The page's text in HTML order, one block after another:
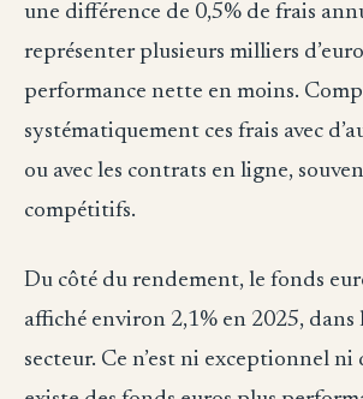
une différence de 0,5% de frais
représenter plusieurs milliers
performance nette en moins.
systématiquement ces frais avec
ou avec les contrats en ligne,
compétitifs.
Du côté du rendement, le fonds
affiché environ 2,1% en 2025,
secteur. Ce n’est ni exceptionnel ni